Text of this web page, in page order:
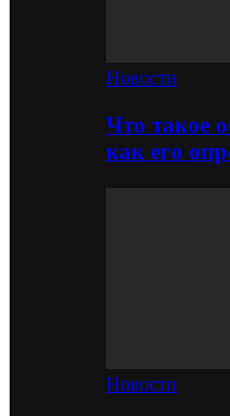
Новости
Что такое
как его
Новости